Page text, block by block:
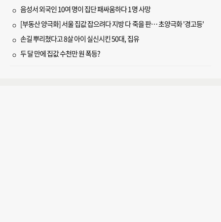
음성서 외국인 10여 명이 집단 패싸움하다 1명 사망
[부동산 양극화] 서울 집값 잡으려다 지방 다 죽을 판… 초양극화 '경고등'
손길 뿌리쳤다고 8살 아이 실신시킨 50대, 집유
두 달 만에 집값 수천만 원 폭등?